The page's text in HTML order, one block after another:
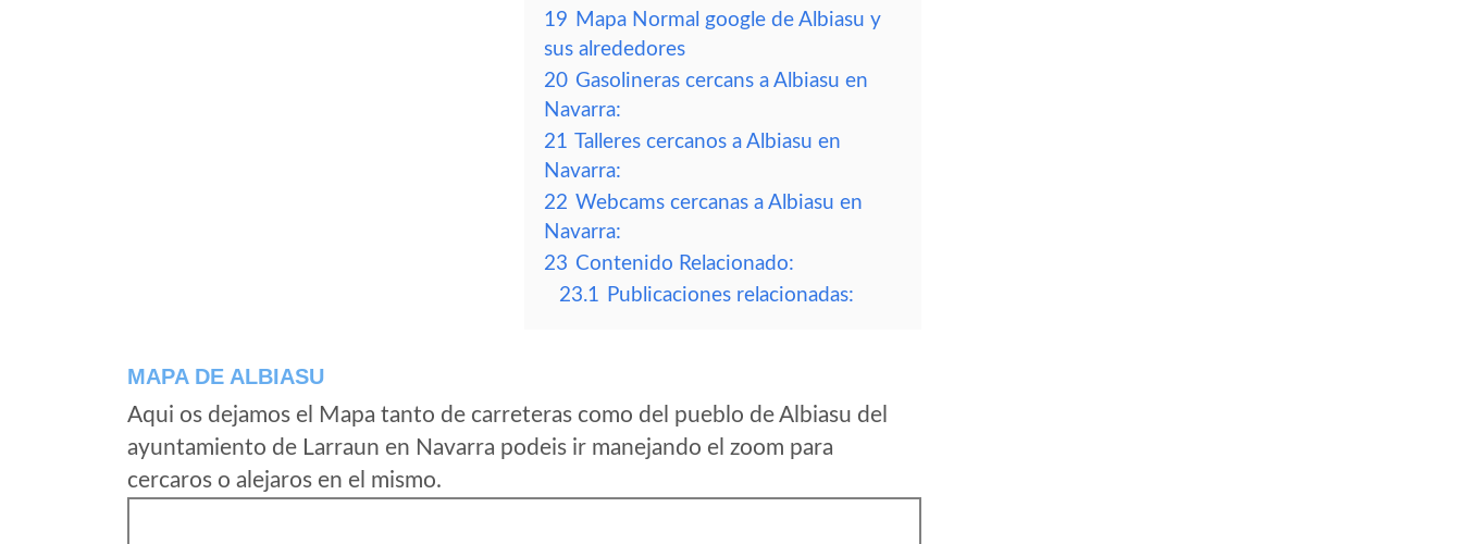
19 Mapa Normal google de Albiasu y
sus alrededores
20 Gasolineras cercans a Albiasu en
Navarra:
21 Talleres cercanos a Albiasu en
Navarra:
22 Webcams cercanas a Albiasu en
Navarra:
23 Contenido Relacionado:
23.1 Publicaciones relacionadas:
MAPA DE ALBIASU
Aqui os dejamos el Mapa tanto de carreteras como del pueblo de Albiasu del
ayuntamiento de Larraun en Navarra podeis ir manejando el zoom para
cercaros o alejaros en el mismo.